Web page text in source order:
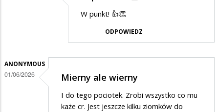
odpowiedzi
na
W punkt! 👍👏
ODPOWIEDZ
ANONYMOUS
01/06/2026 Mierny ale wierny
I do tego pociotek. Zrobi wszystko co mu
każe cr. Jest jeszcze kilku ziomków do